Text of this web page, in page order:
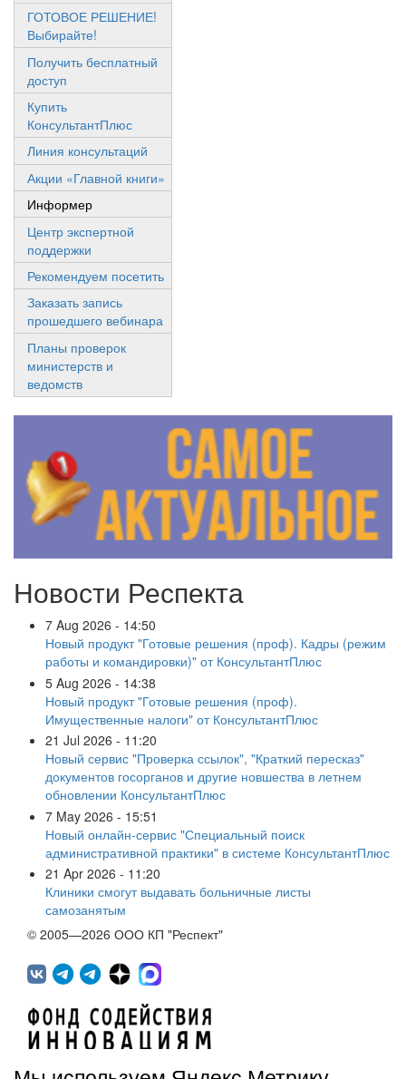
ГОТОВОЕ РЕШЕНИЕ!
Выбирайте!
Получить бесплатный
доступ
Купить
КонсультантПлюс
Линия консультаций
Акции «Главной книги»
Информер
Центр экспертной
поддержки
Рекомендуем посетить
Заказать запись
прошедшего вебинара
Планы проверок
министерств и
ведомств
Новости Респекта
7 Aug 2026 - 14:50
Новый продукт "Готовые решения (проф). Кадры (режим
работы и командировки)" от КонсультантПлюс
5 Aug 2026 - 14:38
Новый продукт "Готовые решения (проф).
Имущественные налоги" от КонсультантПлюс
21 Jul 2026 - 11:20
Новый сервис "Проверка ссылок", "Краткий пересказ"
документов госорганов и другие новшества в летнем
обновлении КонсультантПлюс
7 May 2026 - 15:51
Новый онлайн-сервис "Специальный поиск
административной практики" в системе КонсультантПлюс
21 Apr 2026 - 11:20
Клиники смогут выдавать больничные листы
самозанятым
© 2005—2026 ООО КП "Респект"